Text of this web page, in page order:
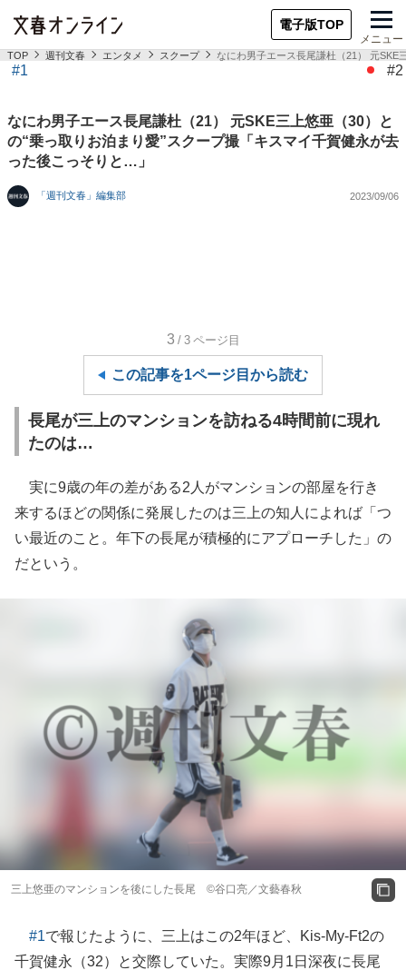
電子版TOP
メニュー
TOP 週刊文春 エンタメ スクープ なにわ男子エース長尾謙杜（21） 元
#1 #2
なにわ男子エース長尾謙杜（21） 元SKE三上悠亜（30）と
の“乗っ取りお泊まり愛”スクープ撮「キスマイ千賀健永が去
った後こっそりと…」
「週刊文春」編集部 2023/09/06
3 /3 ページ目
この記事を1ページ目から読む
長尾が三上のマンションを訪ねる4時間前に現れ
たのは…
実に9歳の年の差がある2人がマンションの部屋を行き
来するほどの関係に発展したのは三上の知人によれば「つ
い最近のこと。年下の長尾が積極的にアプローチした」の
だという。
三上悠亜のマンションを後にした長尾 ©谷口亮／文藝春秋
#1で報じたように、三上はこの2年ほど、Kis-My-Ft2の
千賀健永（32）と交際していた。実際9月1日深夜に長尾